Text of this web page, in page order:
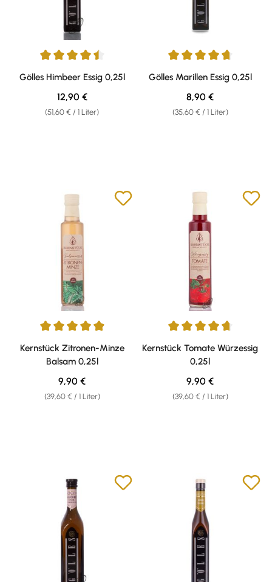
Durchschnittliche Bewertung von 4.58 von 5 Sternen
Gölles Himbeer Essig 0,25l
(51,60 € / 1 Liter)
Regulärer Preis:
12,90 €
Durchschnittliche Bewertung
Gölles Marillen Essig 0,25l
(35,60 € / 1 Liter)
Regulärer Preis:
8,90 €
Durchschnittliche Bewertung von 4.9 von 5 Sternen
Kernstück Zitronen-Minze
Balsam 0,25l
(39,60 € / 1 Liter)
Regulärer Preis:
9,90 €
Durchschnittliche Bewertung
Kernstück Tomate Würzessig
0,25l
(39,60 € / 1 Liter)
Regulärer Preis:
9,90 €